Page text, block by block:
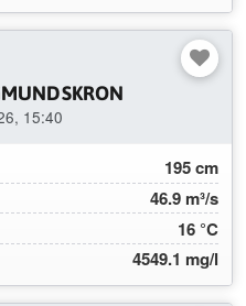
15:40
195 cm
46.9 m³/s
16 °C
4549.1 mg/l